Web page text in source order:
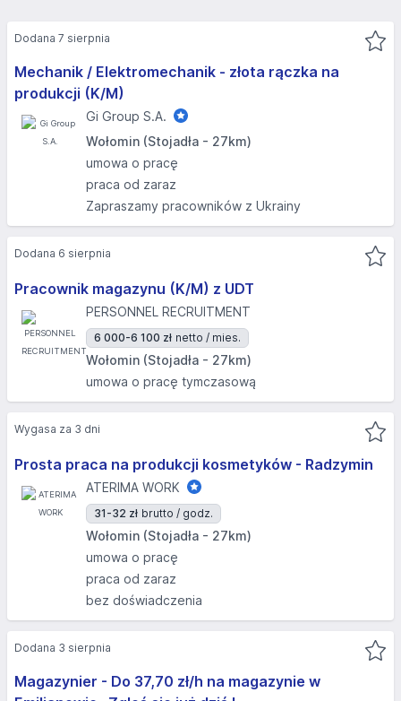
Mechanik / Elektromechanik - złota rączka na
produkcji (K/M)
Gi Group S.A.
Wołomin (Stojadła - 27km)
umowa o pracę
praca od zaraz
Zapraszamy pracowników z Ukrainy
Dodana 7 sierpnia
Pracownik magazynu (K/M) z UDT
PERSONNEL RECRUITMENT
6 000-6 100 zł netto / mies.
Wołomin (Stojadła - 27km)
umowa o pracę tymczasową
Dodana 6 sierpnia
Prosta praca na produkcji kosmetyków - Radzymin
ATERIMA WORK
31-32 zł brutto / godz.
Wołomin (Stojadła - 27km)
umowa o pracę
praca od zaraz
bez doświadczenia
Wygasa za 3 dni
Magazynier - Do 37,70 zł/h na magazynie w
Dodana 3 sierpnia